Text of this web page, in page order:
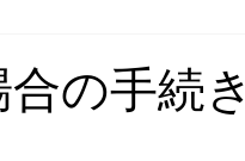
の手続き